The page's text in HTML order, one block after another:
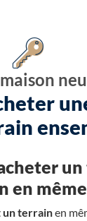
en
un terrainen